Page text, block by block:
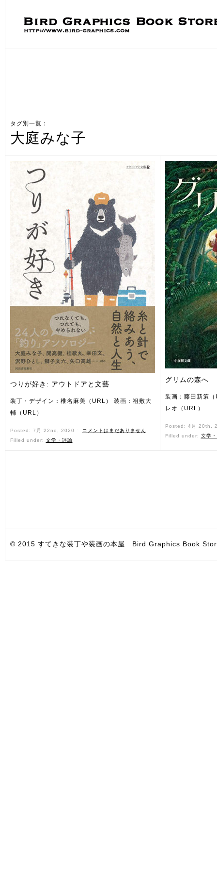
タグ別一覧：
大庭みな子
つりが好き: アウトドアと文藝
装丁・デザイン：椎名麻美（URL） 装画：祖敷大
輔（URL）
Posted: 7月 22nd, 2020 ˑ
コメントはまだありません
Filled under: 文学・評論
グリムの森へ
装画：藤田新策
レオ（URL）
Posted: 4月 20th,
Filled under: 文学
© 2015 すてきな装丁や装画の本屋 Bird Graphics Book